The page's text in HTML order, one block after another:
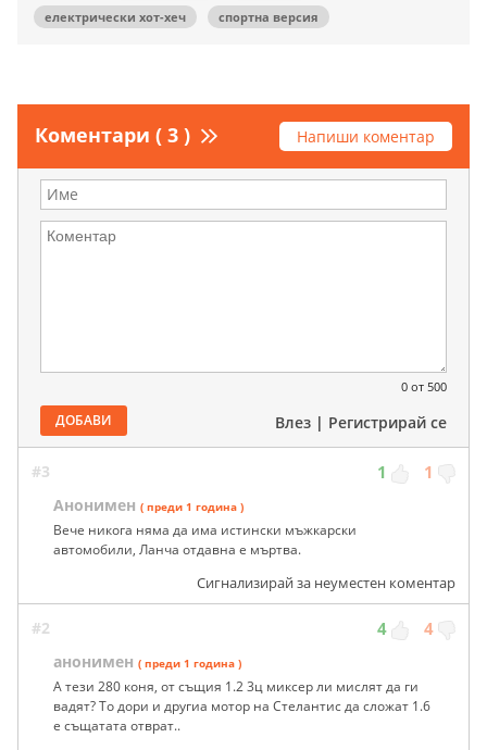
електрически хот-хеч
спортна версия
Коментари ( 3 ) Напиши коментар
0 от 500
ДОБАВИ Влез | Регистрирай се
#3 1 1
Анонимен ( преди 1 година )
Вече никога няма да има истински мъжкарски
автомобили, Ланча отдавна е мъртва.
Сигнализирай за неуместен коментар
#2 4 4
анонимен ( преди 1 година )
А тези 280 коня, от същия 1.2 3ц миксер ли мислят да ги
вадят? То дори и другиа мотор на Стелантис да сложат 1.6
е същатата отврат..